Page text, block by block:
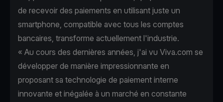
de recevoir des paiements en utilisant juste un
smartphone, compatible avec tous les comptes
bancaires, transforme actuellement l'industrie.
« Au cours des dernières années, j'ai vu Viva.com se
développer de manière impressionnante en
proposant sa technologie de paiement interne
innovante et inégalée à un marché en constante